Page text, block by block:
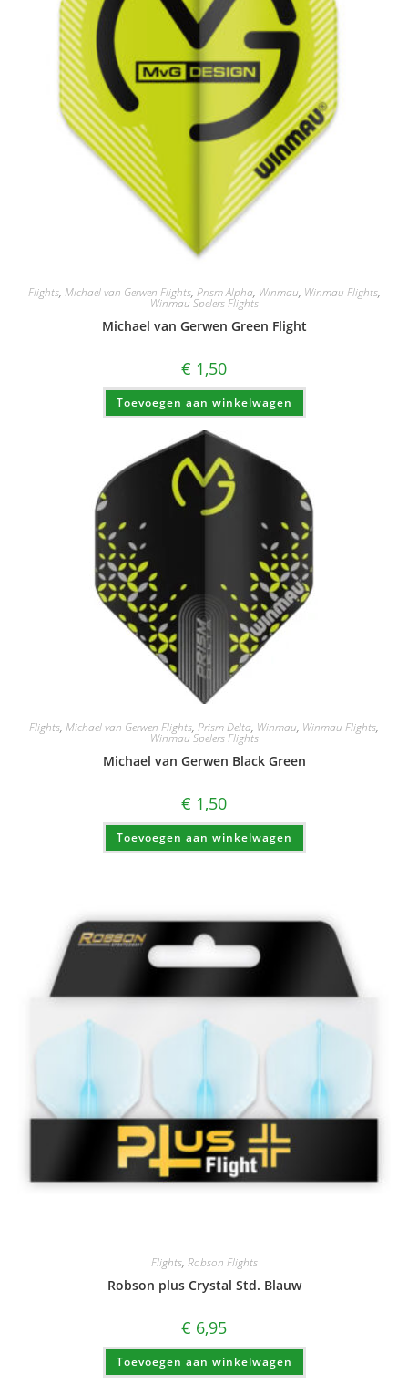
Flights, Michael van Gerwen Flights, Prism Alpha, Winmau, Winmau Flights,
Winmau Spelers Flights
Michael van Gerwen Green Flight
€ 1,50
Toevoegen aan winkelwagen
Flights, Michael van Gerwen Flights, Prism Delta, Winmau, Winmau Flights,
Winmau Spelers Flights
Michael van Gerwen Black Green
€ 1,50
Toevoegen aan winkelwagen
Flights, Robson Flights
Robson plus Crystal Std. Blauw
€ 6,95
Toevoegen aan winkelwagen